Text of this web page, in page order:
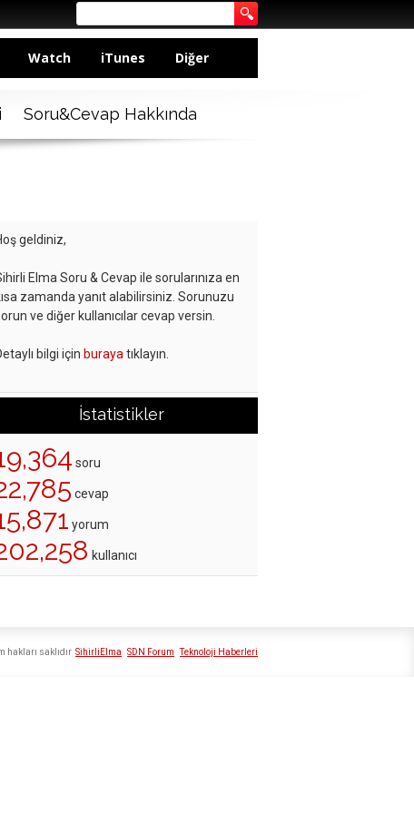
Watch iTunes Diğer
Soru&Cevap Hakkında
geldiniz,
Elma Soru & Cevap ile sorularınıza en
zamanda yanıt alabilirsiniz. Sorunuzu
ve diğer kullanıcılar cevap versin.
bilgi için buraya tıklayın.
İstatistikler
soru
cevap
yorum
kullanıcı
SihirliElma SDN Forum Teknoloji Haberleri
hakları saklıdır